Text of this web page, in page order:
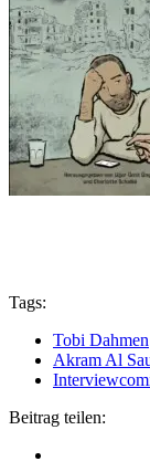
Tags:
Tobi Dahmen
Akram Al
Beitrag teilen: